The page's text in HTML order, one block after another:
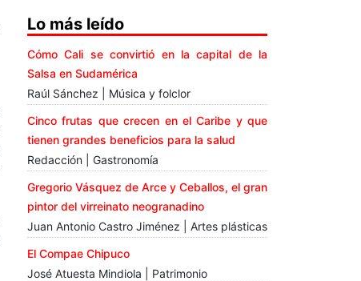
Lo más leído
Cómo Cali se convirtió en la capital de la
Salsa en Sudamérica
Raúl Sánchez | Música y folclor
Cinco frutas que crecen en el Caribe y que
tienen grandes beneficios para la salud
Redacción | Gastronomía
Gregorio Vásquez de Arce y Ceballos, el gran
pintor del virreinato neogranadino
Juan Antonio Castro Jiménez | Artes plásticas
El Compae Chipuco
José Atuesta Mindiola | Patrimonio